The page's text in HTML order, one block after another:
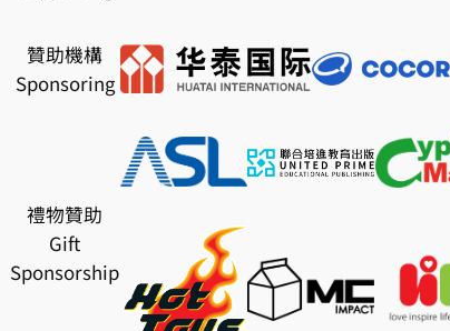
贊助機構
Sponsoring
禮物贊助
Gift
Sponsorship